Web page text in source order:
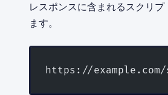
レスポンスに含まれるスクリプ
ます。
https://